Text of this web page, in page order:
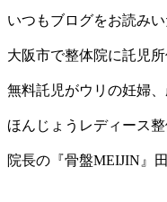
いつもブログをお読み
大阪市で整体院に託児所
無料託児がウリの妊婦
ほんじょうレディース
院長の『骨盤MEIJIN』